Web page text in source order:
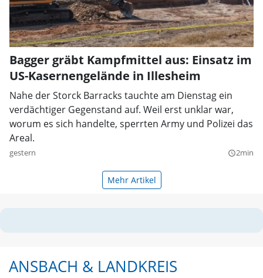
Bagger gräbt Kampfmittel aus: Einsatz im
US-Kasernengelände in Illesheim
Nahe der Storck Barracks tauchte am Dienstag ein
verdächtiger Gegenstand auf. Weil erst unklar war,
worum es sich handelte, sperrten Army und Polizei das
Areal.
gestern query_builder2min
Mehr Artikel
ANSBACH & LANDKREIS